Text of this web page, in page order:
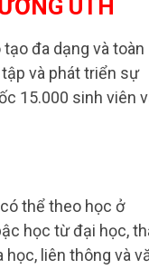
UTH
đa dạng và toàn
và phát triển sự
15.000 sinh viên
thể theo học ở
học từ đại học,
học, liên thông và